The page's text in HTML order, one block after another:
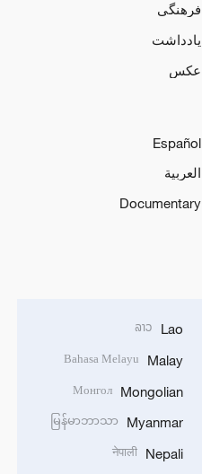
فرهنگی
یادداشت
عکس
Español
العربية
Documentary
Lao
ລາວ
Malay
Bahasa Melayu
Mongolian
Монгол
Myanmar
မြန်မာဘာသာ
Nepali
नेपाली